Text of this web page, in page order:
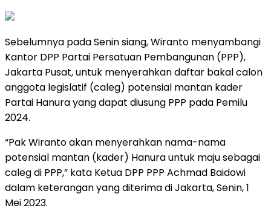
Sebelumnya pada Senin siang, Wiranto menyambangi
Kantor DPP Partai Persatuan Pembangunan (PPP),
Jakarta Pusat, untuk menyerahkan daftar bakal calon
anggota legislatif (caleg) potensial mantan kader
Partai Hanura yang dapat diusung PPP pada Pemilu
2024.
“Pak Wiranto akan menyerahkan nama-nama
potensial mantan (kader) Hanura untuk maju sebagai
caleg di PPP,” kata Ketua DPP PPP Achmad Baidowi
dalam keterangan yang diterima di Jakarta, Senin, 1
Mei 2023.